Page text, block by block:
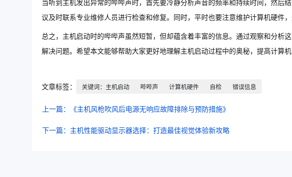
当听到主机发出异常的哔哔声时，首先要冷静分析声音的频率和持续时间，然后
议及时联系专业维修人员进行检查和修复。同时，平时也要注意维护计算机硬件，
总之，主机启动时的哔哔声虽然短暂，但却蕴含着丰富的信息。通过观察和分析
解决问题。希望本文能够帮助大家更好地理解主机启动过程中的奥秘，提高计算机
文章标签： 关键词：主机启动 哔哔声 计算机硬件 自检 错误信息
上一篇：《主机风枪吹风后电源无响应故障排除与预防措施》
下一篇：主机性能驱动显示器选择：打造最佳视觉体验新攻略